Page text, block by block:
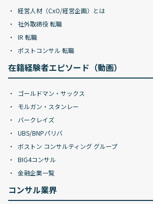
経営人材（CxO/経営企画）とは
社外取締役 転職
IR 転職
ポストコンサル 転職
在籍経験者エピソード（動画）
ゴールドマン・サックス
モルガン・スタンレー
バークレイズ
UBS/BNPパリバ
ボストン コンサルティング グループ
BIG4コンサル
金融企業一覧
コンサル業界